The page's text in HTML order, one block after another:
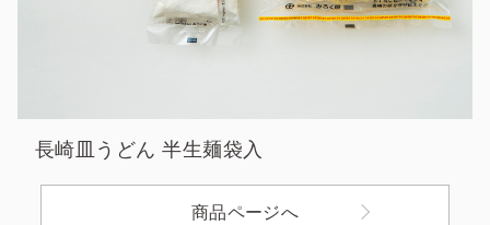
長崎皿うどん 半生麺袋入
商品ページへ